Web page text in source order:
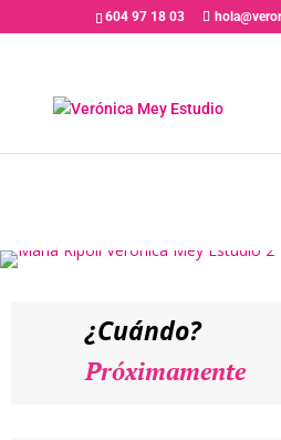
604 97 18 03
PRÓXIMAMENTE//
RIPOLL – Curso de
¿Cuándo?
Próximamente